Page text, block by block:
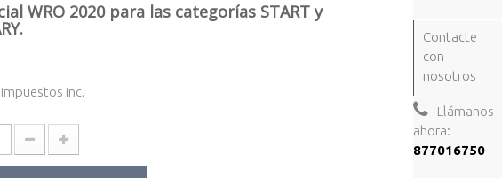
Contacte
con
nosotros
Llámanos
ahora:
877016750
WRO 2020 para las categorías START y
inc.